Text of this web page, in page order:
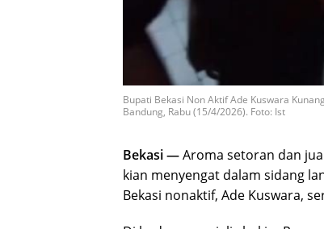
Bupati Bekasi Non Aktif Ade Kuswara
Bandung, Rabu (15/4/2026). Foto: Ist
Bekasi —Aroma setoran dan
kian menyengat dalam sidang
Bekasi nonaktif, Ade Kuswara,